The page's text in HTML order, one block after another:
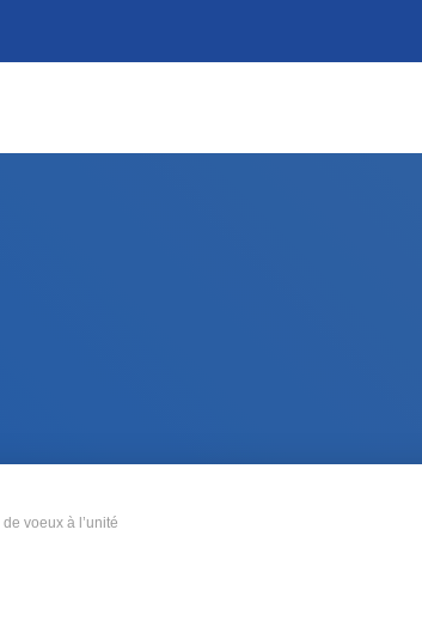
voeux à l’unité